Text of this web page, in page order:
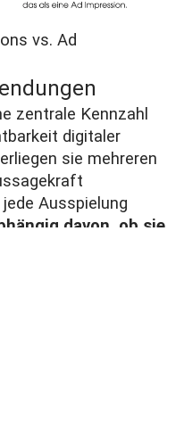
vs. Ad
zentrale Kennzahl
digitaler
sie mehreren
Ausspielung
davon, ob sie